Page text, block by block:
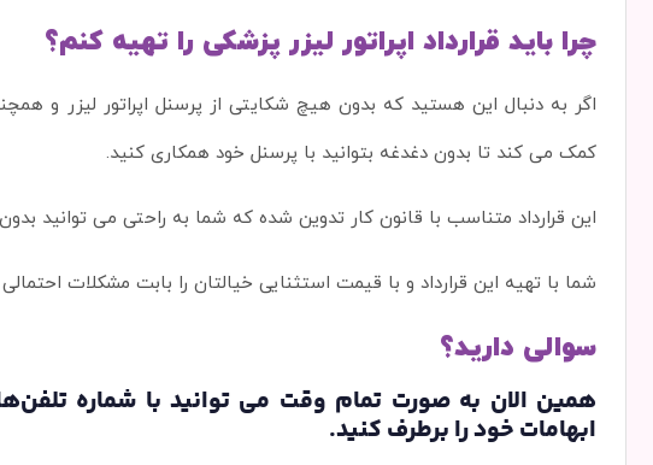
چرا باید قرارداد اپراتور لیزر پزشکی را تهیه کنم؟
اگر به دنبال این هستید که بدون هیچ شکایتی از پرسنل اپراتور لیزر و
کمک می کند تا بدون دغدغه بتوانید با پرسنل خود همکاری کنید.
این قرارداد متناسب با قانون کار تدوین شده که شما به راحتی می توانید بدون
شما با تهیه این قرارداد و با قیمت استثنایی خیالتان را بابت مشکلات
سوالی دارید؟
ابهامات خود را برطرف کنید.